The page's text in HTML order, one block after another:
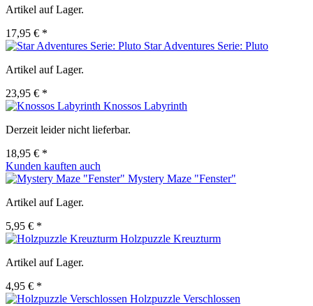
Artikel auf Lager.
17,95 € *
Star Adventures Serie: Pluto
Artikel auf Lager.
23,95 € *
Knossos Labyrinth
Derzeit leider nicht lieferbar.
18,95 € *
Kunden kauften auch
Mystery Maze "Fenster"
Artikel auf Lager.
5,95 € *
Holzpuzzle Kreuzturm
Artikel auf Lager.
4,95 € *
Holzpuzzle Verschlossen